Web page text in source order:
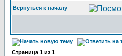
Вернуться к началу
Страница 1 из 1